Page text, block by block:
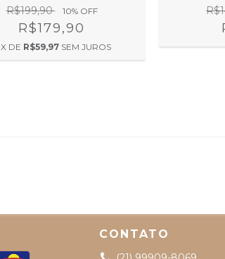
R$199,90 10% OFF
R$179,90
X DE R$59,97 SEM JUROS
CONTATO